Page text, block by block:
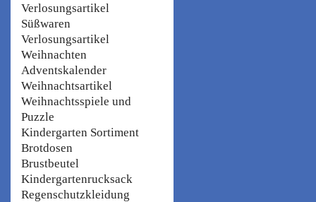
Verlosungsartikel
Süßwaren
Verlosungsartikel
Weihnachten
Adventskalender
Weihnachtsartikel
Weihnachtsspiele und
Puzzle
Kindergarten Sortiment
Brotdosen
Brustbeutel
Kindergartenrucksack
Regenschutzkleidung